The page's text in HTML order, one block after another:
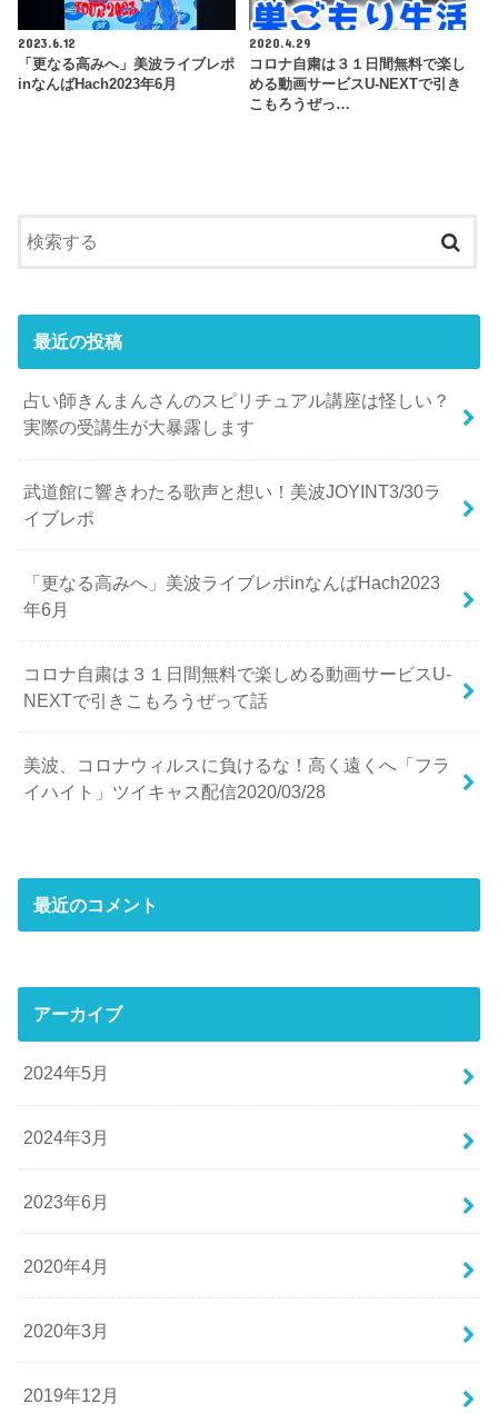
2023.6.12
「更なる高みへ」美波ライブレポ
inなんばHach2023年6月
2020.4.29
コロナ自粛は３１日間無料で楽し
める動画サービスU-NEXTで引き
こもろうぜっ…
最近の投稿
占い師きんまんさんのスピリチュアル講座は怪しい？
実際の受講生が大暴露します
武道館に響きわたる歌声と想い！美波JOYINT3/30ラ
イブレポ
「更なる高みへ」美波ライブレポinなんばHach2023
年6月
コロナ自粛は３１日間無料で楽しめる動画サービスU-
NEXTで引きこもろうぜって話
美波、コロナウィルスに負けるな！高く遠くへ「フラ
イハイト」ツイキャス配信2020/03/28
最近のコメント
アーカイブ
2024年5月
2024年3月
2023年6月
2020年4月
2020年3月
2019年12月